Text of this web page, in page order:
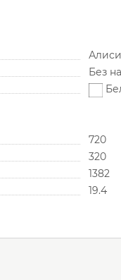
Без
720
320
1382
19.4